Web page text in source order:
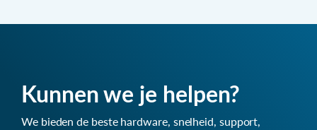
Kunnen we je helpen?
We bieden de beste hardware, snelheid, support,